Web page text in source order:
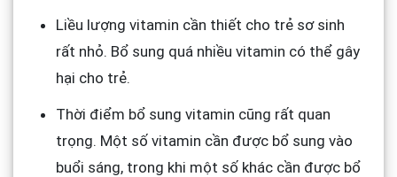
Liều lượng vitamin cần thiết cho trẻ sơ sinh
rất nhỏ. Bổ sung quá nhiều vitamin có thể gây
hại cho trẻ.
Thời điểm bổ sung vitamin cũng rất quan
trọng. Một số vitamin cần được bổ sung vào
buổi sáng, trong khi một số khác cần được bổ